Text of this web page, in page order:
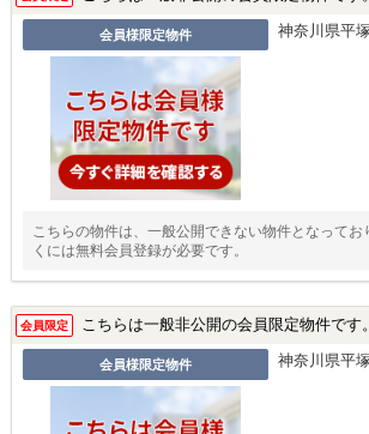
会員様限定物件 神奈川県平
こちらの物件は、一般公開できない物件となって
くには無料会員登録が必要です。
会員限定 こちらは一般非公開の会員限定物件です。
会員様限定物件 神奈川県平